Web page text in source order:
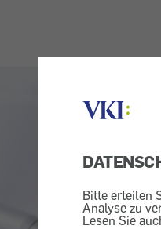
Bitte erteilen
Analyse zu
Lesen Sie